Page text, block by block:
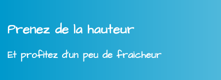
Prenez de la hauteur
Et profitez d'un peu de fraicheur